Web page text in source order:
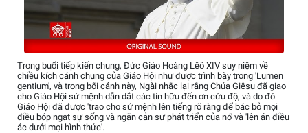
Trong buổi tiếp kiến chung, Đức Giáo Hoàng Lêô XIV suy niệm về
chiều kích cánh chung của Giáo Hội như được trình bày trong 'Lumen
gentium', và trong bối cảnh này, Ngài nhắc lại rằng Chúa Giêsu đã giao
cho Giáo Hội sứ mệnh dẫn dắt các tín hữu đến ơn cứu độ, và do đó
Giáo Hội đã được 'trao cho sứ mệnh lên tiếng rõ ràng để bác bỏ mọi
điều bóp ngạt sự sống và ngăn cản sự phát triển của nó' và 'lên án điều
ác dưới mọi hình thức'.